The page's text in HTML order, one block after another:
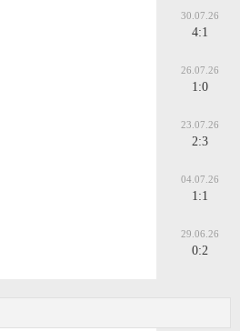
30.07.26
4:1
26.07.26
1:0
23.07.26
2:3
04.07.26
1:1
29.06.26
0:2